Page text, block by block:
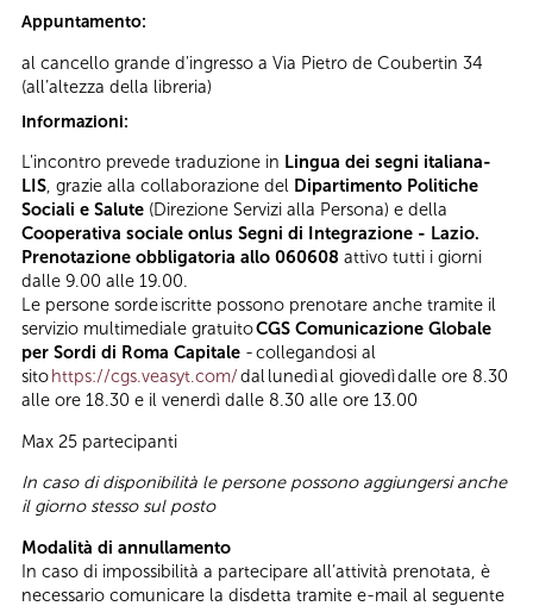
Appuntamento:
al cancello grande d'ingresso a Via Pietro de Coubertin 34
(all’altezza della libreria)
Informazioni:
L'incontro prevede traduzione in Lingua dei segni italiana-
LIS, grazie alla collaborazione del Dipartimento Politiche
Sociali e Salute (Direzione Servizi alla Persona) e della
Cooperativa sociale onlus Segni di Integrazione - Lazio.
Prenotazione obbligatoria allo 060608 attivo tutti i giorni
dalle 9.00 alle 19.00.
Le persone sorde iscritte possono prenotare anche tramite il
servizio multimediale gratuitoCGS Comunicazione Globale
per Sordi di Roma Capitale - collegandosi al
sitohttps://cgs.veasyt.com/dal lunedì al giovedì dalle ore 8.30
alle ore 18.30 e il venerdì dalle 8.30 alle ore 13.00
Max 25 partecipanti
In caso di disponibilità le persone possono aggiungersi anche
il giorno stesso sul posto
Modalità di annullamento
In caso di impossibilità a partecipare all’attività prenotata, è
necessario comunicare la disdetta tramite e-mail al seguente